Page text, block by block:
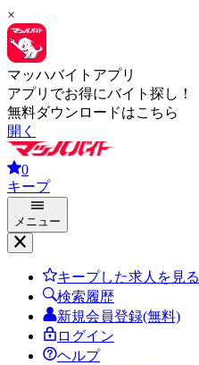
×
マッハバイトアプリ
アプリでお得にバイト探し！
無料ダウンロードはこちら
開く
0
キープ
メニュー
キープした求人を見る
検索履歴
新規会員登録(無料)
ログイン
ヘルプ